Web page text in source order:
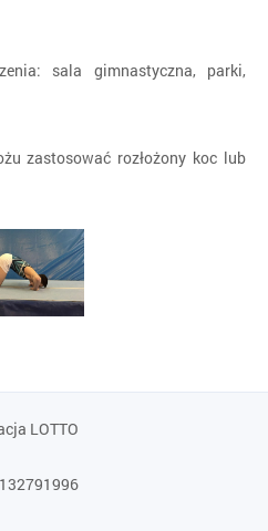
sala gimnastyczna, parki,
zastosować rozłożony koc lub
LOTTO